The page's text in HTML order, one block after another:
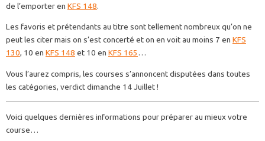
de l’emporter en KFS 148.
Les favoris et prétendants au titre sont tellement nombreux qu’on ne
peut les citer mais on s’est concerté et on en voit au moins 7 en KFS
130, 10 en KFS 148 et 10 en KFS 165 …
Vous l’aurez compris, les courses s’annoncent disputées dans toutes
les catégories, verdict dimanche 14 Juillet !
Voici quelques dernières informations pour préparer au mieux votre
course…